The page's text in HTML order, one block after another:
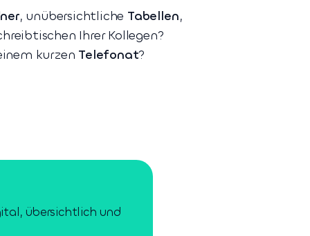
, unübersichtliche Tabellen,
Ihrer Kollegen?
kurzen Telefonat?
übersichtlich und